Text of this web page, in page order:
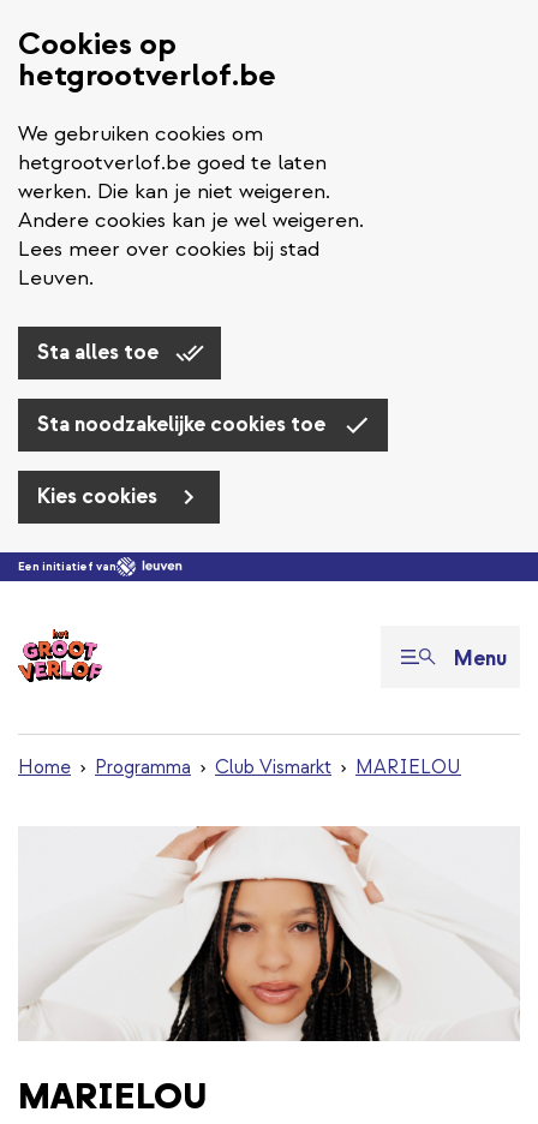
Cookies op
hetgrootverlof.be
We gebruiken cookies om
hetgrootverlof.be goed te laten
werken. Die kan je niet weigeren.
Andere cookies kan je wel weigeren.
Lees meer over cookies bij stad
Leuven.
Sta alles toe
Sta noodzakelijke cookies toe
Kies cookies
Overslaan en naar de inhoud gaan
Een initiatief van
Menu
Home Programma Club Vismarkt MARIELOU
MARIELOU